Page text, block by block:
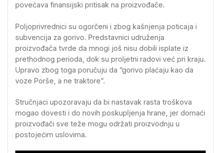
povećava finansijski pritisak na proizvođače.
Poljoprivrednici su ogorčeni i zbog kašnjenja poticaja i
subvencija za gorivo. Predstavnici udruženja
proizvođača tvrde da mnogi još nisu dobili isplate iz
prethodnog perioda, dok su proljetni radovi već pri kraju.
Upravo zbog toga poručuju da “gorivo plaćaju kao da
voze Porše, a ne traktore”.
Stručnjaci upozoravaju da bi nastavak rasta troškova
mogao dovesti i do novih poskupljenja hrane, jer domaći
proizvođači sve teže mogu održati proizvodnju u
postojećim uslovima.